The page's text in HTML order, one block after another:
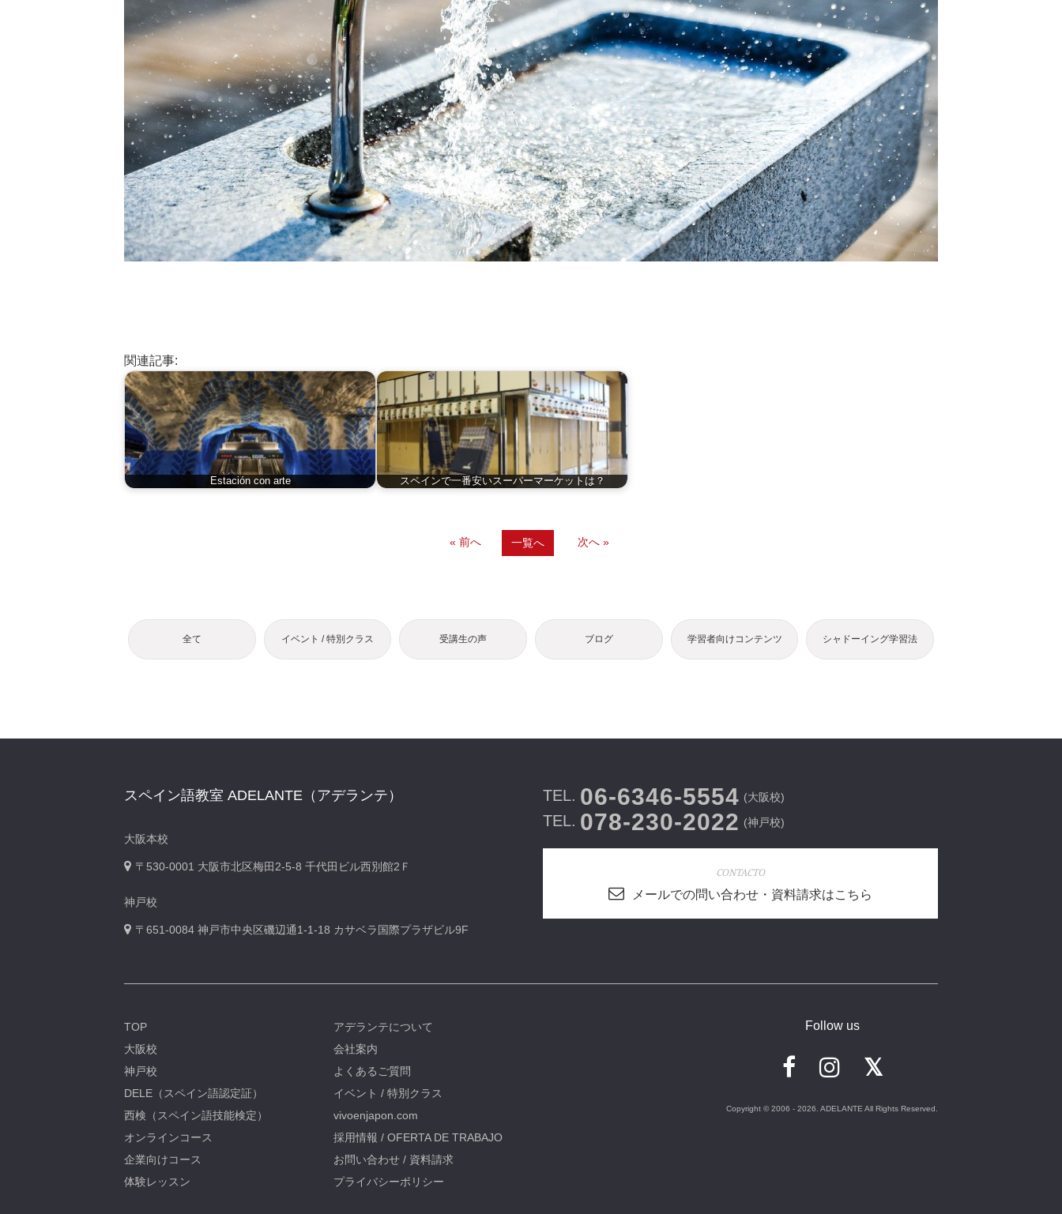
関連記事:
Estación con arte スペインで一番安いスーパーマーケットは？
« 前へ 一覧へ 次へ »
全て イベント / 特別クラス 受講生の声 ブログ 学習者向けコンテンツ シャドーイング学習法
スペイン語教室 ADELANTE（アデランテ）
大阪本校
〒530-0001 大阪市北区梅田2-5-8 千代田ビル西別館2Ｆ
神戸校
〒651-0084 神戸市中央区磯辺通1-1-18 カサベラ国際プラザビル9F
TEL. 06-6346-5554 (大阪校)
TEL. 078-230-2022 (神戸校)
CONTACTO
メールでの問い合わせ・資料請求はこちら
TOP
大阪校
神戸校
DELE（スペイン語認定証）
西検（スペイン語技能検定）
オンラインコース
企業向けコース
体験レッスン
アデランテについて
会社案内
よくあるご質問
イベント / 特別クラス
vivoenjapon.com
採用情報 / OFERTA DE TRABAJO
お問い合わせ / 資料請求
プライバシーポリシー
Follow us
Copyright © 2006 - 2026. ADELANTE All Rights Reserved.